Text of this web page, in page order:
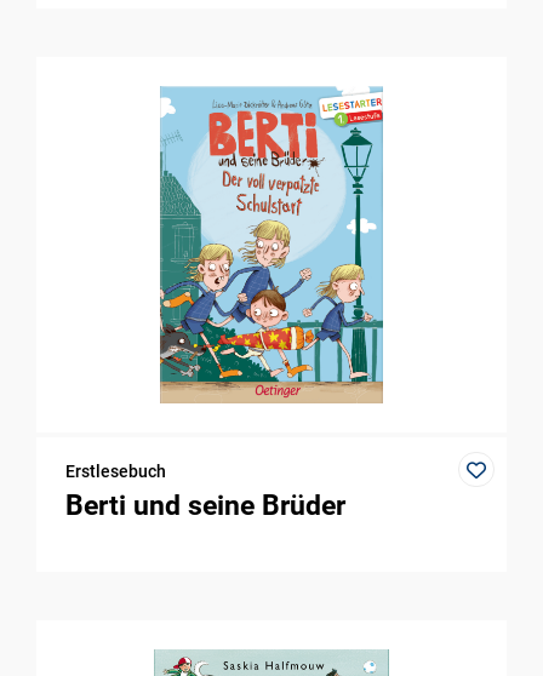
Erstlesebuch
Berti und seine Brüder